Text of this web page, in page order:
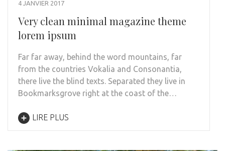
4 JANVIER 2017
Very clean minimal magazine theme
lorem ipsum
Far far away, behind the word mountains, far
from the countries Vokalia and Consonantia,
there live the blind texts. Separated they live in
Bookmarksgrove right at the coast of the…
LIRE PLUS